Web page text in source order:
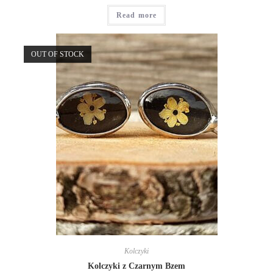
Rated5out
of 5
Read more
OUT OF STOCK
Kolczyki
Kolczyki z Czarnym Bzem